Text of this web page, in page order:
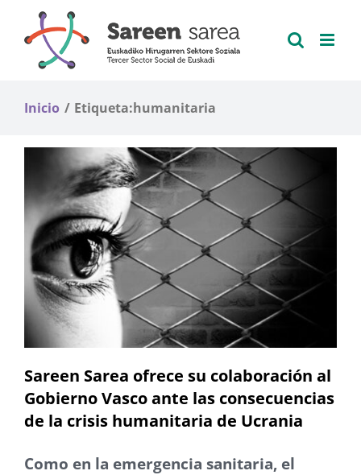
contenido
Inicio Etiqueta:humanitaria
Sareen Sarea ofrece su colaboración al
Gobierno Vasco ante las consecuencias
de la crisis humanitaria de Ucrania
Como en la emergencia sanitaria, el